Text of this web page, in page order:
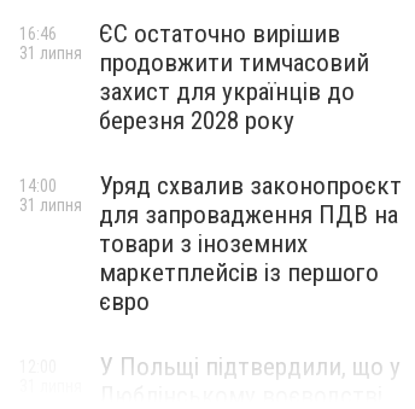
ЄС остаточно вирішив
продовжити тимчасовий
захист для українців до
березня 2028 року
16:46
31 липня
Уряд схвалив законопроєкт
для запровадження ПДВ на
товари з іноземних
маркетплейсів із першого
євро
14:00
31 липня
У Польщі підтвердили, що у